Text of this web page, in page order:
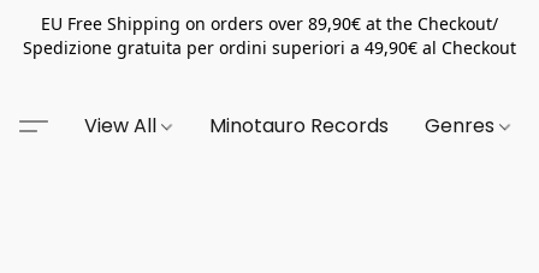
EU Free Shipping on orders over 89,90€ at the Checkout/
Spedizione gratuita per ordini superiori a 49,90€ al Checkout
View All Minotauro Records Genres